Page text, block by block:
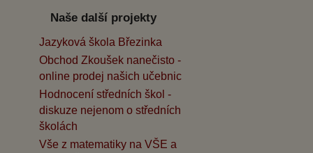
Naše další projekty
Jazyková škola Březinka
Obchod Zkoušek nanečisto -
online prodej našich učebnic
Hodnocení středních škol -
diskuze nejenom o středních
školách
Vše z matematiky na VŠE a